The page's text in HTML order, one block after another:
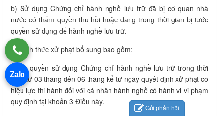
b) Sử dụng Chứng chỉ hành nghề lưu trữ đã bị cơ quan nhà
nước có thẩm quyền thu hồi hoặc đang trong thời gian bị tước
quyền sử dụng để hành nghề lưu trữ.
5. Hình thức xử phạt bổ sung bao gồm:
Tước quyền sử dụng Chứng chỉ hành nghề lưu trữ trong thời
gian từ 03 tháng đến 06 tháng kể từ ngày quyết định xử phạt có
hiệu lực thi hành đối với cá nhân hành nghề có hành vi vi phạm
quy định tại khoản 3 Điều này.
Gửi phản hồi
Zalo